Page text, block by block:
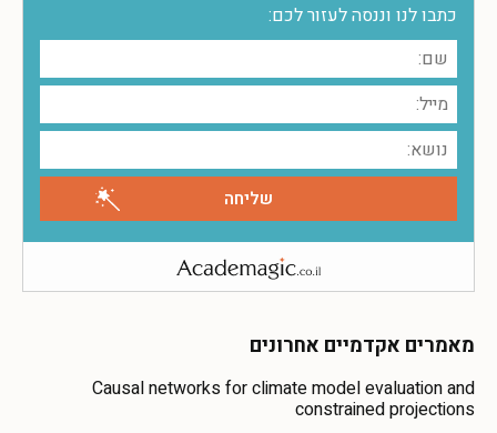
כתבו לנו וננסה לעזור לכם:
מאמרים אקדמיים אחרונים
Causal networks for climate model evaluation and
constrained projections